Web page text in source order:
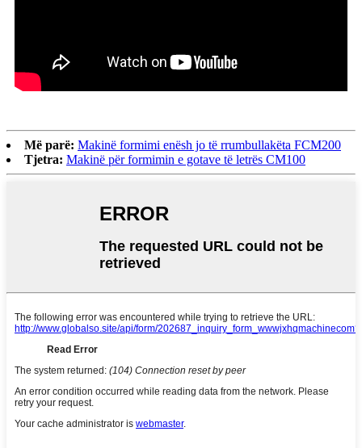
Më parë: Makinë formimi enësh jo të rrumbullakëta FCM200
Tjetra: Makinë për formimin e gotave të letrës CM100